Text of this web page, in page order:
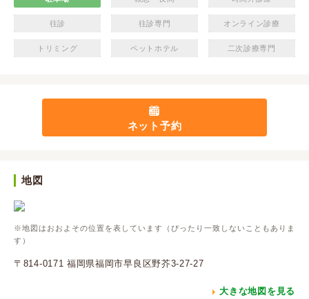
往診 往診専門 オンライン診療
トリミング ペットホテル 二次診療専門
ネット予約
地図
※地図はおおよその位置を表しています（ぴったり一致しないこともありま
す）
〒814-0171 福岡県福岡市早良区野芥3-27-27
大きな地図を見る